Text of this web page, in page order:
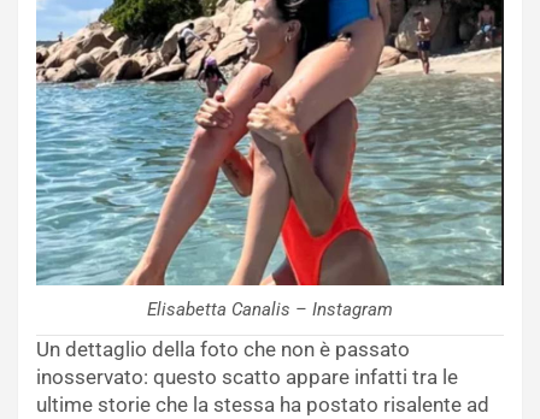
Elisabetta Canalis – Instagram
Un dettaglio della foto che non è passato
inosservato: questo scatto appare infatti tra le
ultime storie che la stessa ha postato risalente ad